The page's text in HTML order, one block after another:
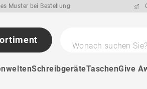
Muster bei Bestellung
Wonach suchen Sie?
SchreibgeräteTaschenGive